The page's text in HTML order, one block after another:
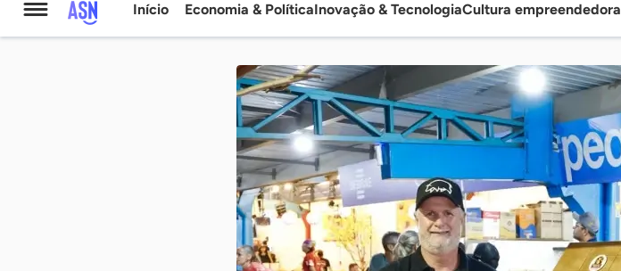
Agência
Início Economia & PolíticaInovação & TecnologiaCultura empreendedora